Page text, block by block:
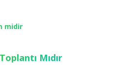
midir
Mıdır